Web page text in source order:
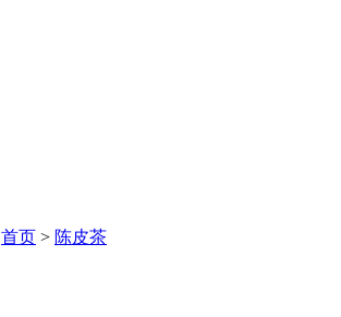
首页 > 陈皮茶